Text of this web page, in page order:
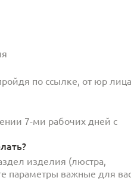
по ссылке, от юр
7-ми рабочих дней с
изделия (люстра,
параметры важные для